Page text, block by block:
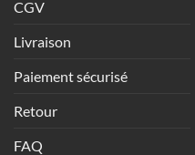
CGV
Livraison
Paiement sécurisé
Retour
FAQ